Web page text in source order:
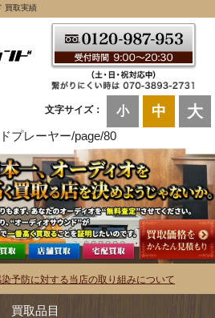
買取実績
文字サイズ： 小 中 大
プレーヤー/page/80
染予防に対する当店の取り組みについて
買取品目